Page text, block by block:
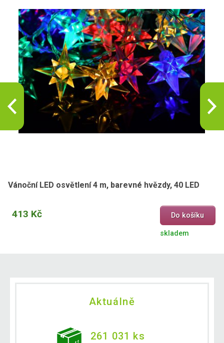
Vánoční LED osvětlení 4 m, barevné hvězdy, 40 LED
413 Kč Do košíku
skladem
Aktuálně
261 031 ks